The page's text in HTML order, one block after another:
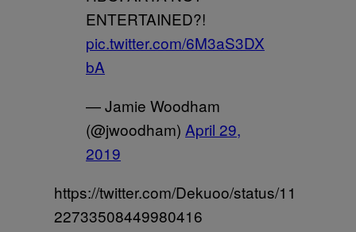
ENTERTAINED?!
pic.twitter.com/6M3aS3DX
bA
— Jamie Woodham
(@jwoodham) April 29,
2019
https://twitter.com/Dekuoo/status/11
22733508449980416